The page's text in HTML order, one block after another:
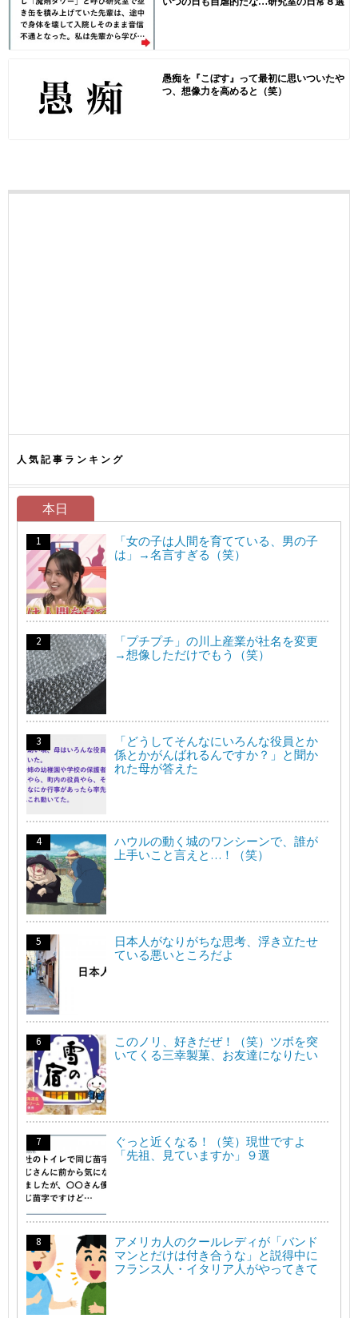
愚痴を『こぼす』って最初に思いついたや
つ、想像力を高めると（笑）
人気記事ランキング
本日
「女の子は人間を育てている、男の子
は」→名言すぎる（笑）
「プチプチ」の川上産業が社名を変更
→想像しただけでもう（笑）
「どうしてそんなにいろんな役員とか
係とかがんばれるんですか？」と聞か
れた母が答えた
ハウルの動く城のワンシーンで、誰が
上手いこと言えと…！（笑）
日本人がなりがちな思考、浮き立たせ
ている悪いところだよ
このノリ、好きだぜ！（笑）ツボを突
いてくる三幸製菓、お友達になりたい
ぐっと近くなる！（笑）現世ですよ
「先祖、見ていますか」９選
アメリカ人のクールレディが「バンド
マンとだけは付き合うな」と説得中に
フランス人・イタリア人がやってきて